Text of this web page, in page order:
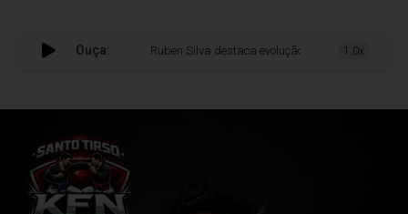
Ouça: Ruben Silva destaca evolução e confiança antes do
1.0x